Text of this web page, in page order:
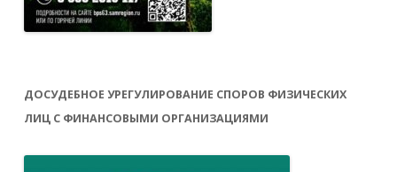
ДОСУДЕБНОЕ УРЕГУЛИРОВАНИЕ СПОРОВ ФИЗИЧЕСКИХ
ЛИЦ С ФИНАНСОВЫМИ ОРГАНИЗАЦИЯМИ